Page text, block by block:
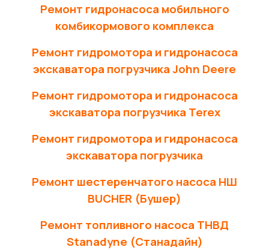
Ремонт гидронасоса мобильного
комбикормового комплекса
Ремонт гидромотора и гидронасоса
экскаватора погрузчика John Deere
Ремонт гидромотора и гидронасоса
экскаватора погрузчика Terex
Ремонт гидромотора и гидронасоса
экскаватора погрузчика
Ремонт шестеренчатого насоса НШ
BUCHER (Бушер)
Ремонт топливного насоса ТНВД
Stanadyne (Станадайн)